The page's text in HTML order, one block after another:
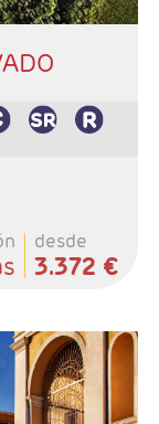
desde
3.372 €
de Cuba. 2
Cayo